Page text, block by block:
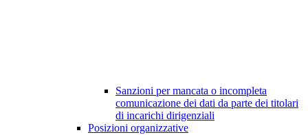
Sanzioni per mancata o incompleta
comunicazione dei dati da parte dei titolari
di incarichi dirigenziali
Posizioni organizzative